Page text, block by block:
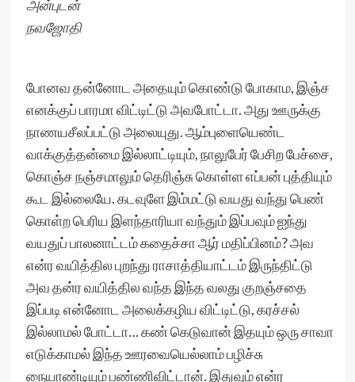
அன்புடன்
நவஜோதி
போனவ தன்னோட அதையும் கொண்டு போகாம, இஞ்ச
எனக்குப் பாரமா விட்டிட்டு அவபோட்டா. அது ஊருக்கு
நாணயசீலப்பட்டு அலையுது. ஆம்புளையெண்ட
வாக்குத்தன்மை இல்லாட்டியும், நாலுபேர் பேசிற பேச்சை,
கொஞ்ச நஞ்சமாலும் தெரிஞ்சு கொள்ள எப்பன் புத்தியும்
கூட இல்லையே. கடவுளே இம்மட்டு வயது வந்து பெண்
கொள்ற பெரிய இளந்தாரியா வந்தும் இப்பவும் ஐந்து
வயதுப் பாலனாட்டம் கதைச்சா ஆர் மதிப்பினம்? அவ
என்ர வயித்தில புறந்து ராசாத்தியாட்டம் இருந்திட்டு
அவ தன்ர வயித்தில வந்த இந்த வலது குறஞ்சதை
இப்படி என்னோட அலைக்கழிய விட்டிட்டு, கரச்சல்
இல்லாமல் போட்டா… கண் கெடுவான் இதயும் ஒரு சாவா
எடுக்காமல் இந்த ஊரவையெல்லாம் பழிச்சு
நையாண்டியும் பண்ணிவிட்டான். இதுவும் என்ர